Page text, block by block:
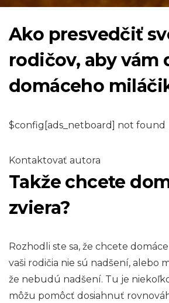
Ako presvedčiť
rodičov, aby vám
domáceho
$config[ads_netboard] not found
Kontaktovať autora
Takže chcete
zviera?
Rozhodli ste sa, že chcete
vaši rodičia nie sú nadšení, alebo
že nebudú nadšení. Tu je
môžu pomôcť dosiahnuť